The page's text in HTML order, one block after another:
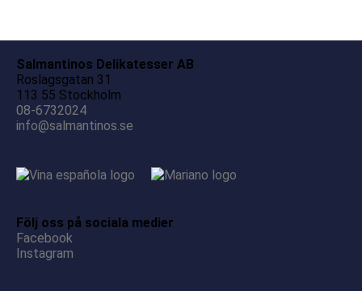
Salmantinos Delikatesser AB
Roslagsgatan 31
113 55 Stockholm
08-6732024
info@salmantinos.se
Följ oss på sociala medier
Facebook
Instagram